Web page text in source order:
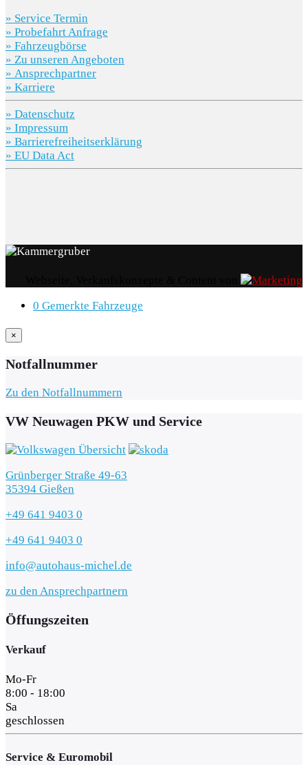
» Service Termin
» Probefahrt Anfrage
» Fahrzeugbörse
» Zu unseren Angeboten
» Ansprechpartner
» Karriere
» Datenschutz
» Impressum
» Barrierefreiheitserklärung
» EU Data Act
0 Gemerkte Fahrzeuge
×
Notfallnummer
Zu den Notfallnummern
VW Neuwagen PKW und Service
Grünberger Straße 49-63
35394 Gießen
+49 641 9403 0
+49 641 9403 0
info@autohaus-michel.de
zu den Ansprechpartnern
Öffungszeiten
Verkauf
Mo-Fr
8:00 - 18:00
Sa
geschlossen
Service & Euromobil